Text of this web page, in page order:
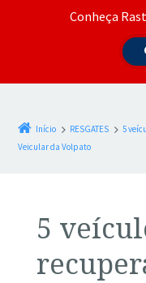
Conheça
Início RESGATES
5
Veicular da Volpato
5